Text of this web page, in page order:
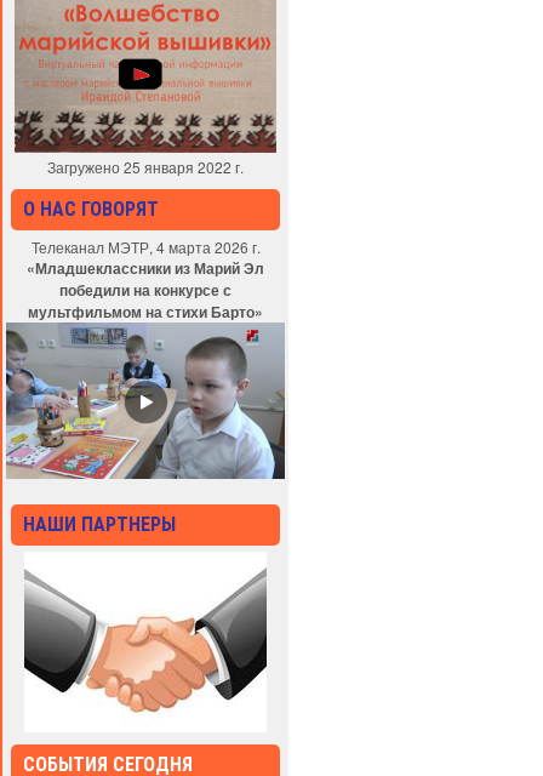
Загружено 25 января 2022 г.
О НАС ГОВОРЯТ
Телеканал МЭТР, 4 марта 2026 г.
«Младшеклассники из Марий Эл
победили на конкурсе с
мультфильмом на стихи Барто»
НАШИ ПАРТНЕРЫ
СОБЫТИЯ СЕГОДНЯ